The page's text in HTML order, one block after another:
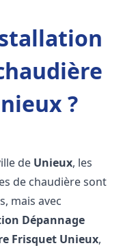
?
de Unieux, les
de chaudière sont
mais avec
Dépannage
Frisquet Unieux,